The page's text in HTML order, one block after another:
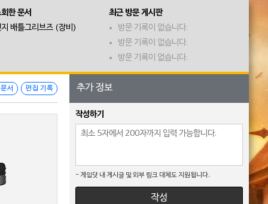
한 문서
배틀그리브즈 (장비)
최근 방문 게시판
방문 기록이 없습니다.
방문 기록이 없습니다.
방문 기록이 없습니다.
서 편집 기록 추가 정보
작성하기
- 게임닷 내 게시글 및 외부 링크 대체도 지원됩니다.
작성